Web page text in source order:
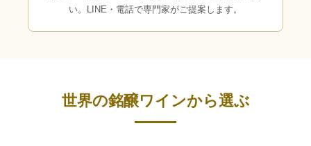
い。LINE・電話で専門家がご提案します。
世界の銘醸ワインから選ぶ